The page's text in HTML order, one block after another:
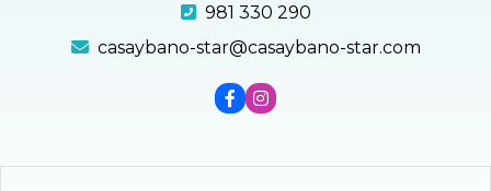
981 330 290
casaybano-star@casaybano-star.com